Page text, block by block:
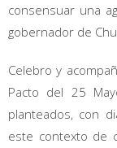
consensuar una
gobernador de
Celebro y
Pacto del 25
planteados, con
este contexto de